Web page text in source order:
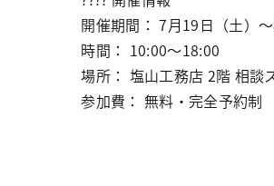
開催期間： 7月19日（土）〜
時間： 10:00〜18:00
場所： 塩山工務店 2階 相談
参加費： 無料・完全予約制